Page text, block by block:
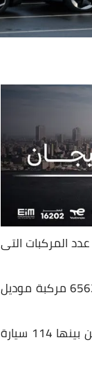
2022، حيث أكدت البيانات أن عدد المركبات التى
وأوضح التقرير إن إجمالي المركبات التى صدرت لها وثائق تأمينية 2414 مركبة موديل 2020، و6562 مركبة موديل
أضاف التقرير أن عدد السيارات التى صدرت لها وثائق تأمينية وتم ترخيصها 8914 سيارة ملاكى من بينها 114 سيارة